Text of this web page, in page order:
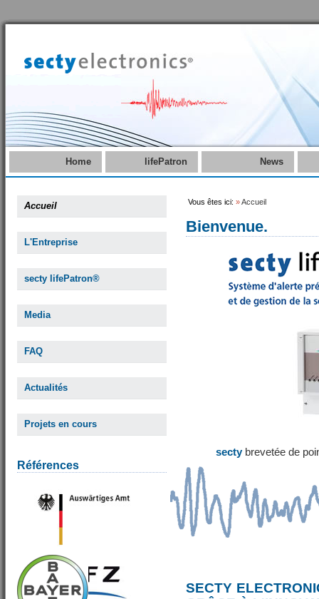
Home lifePatron News
Accueil
L'Entreprise
secty lifePatron®
Media
FAQ
Actualités
Projets en cours
Références
Vous êtes ici: »Accueil
Bienvenue.
secty brevetée de
SECTY